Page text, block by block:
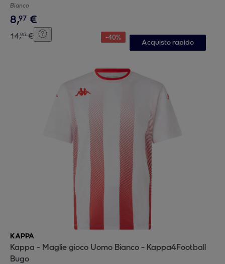
Bianco
8,97 €
14,95 € -40%
Acquisto rapido
KAPPA
Kappa - Maglie gioco Uomo Bianco - Kappa4Football
Bugo